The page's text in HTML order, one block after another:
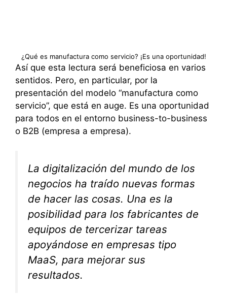
¿Qué es manufactura como servicio? ¡Es una oportunidad!
Así que esta lectura será beneficiosa en varios
sentidos. Pero, en particular, por la
presentación del modelo “manufactura como
servicio”, que está en auge. Es una oportunidad
para todos en el entorno business-to-business
o B2B (empresa a empresa).
La digitalización del mundo de los
negocios ha traído nuevas formas
de hacer las cosas. Una es la
posibilidad para los fabricantes de
equipos de tercerizar tareas
apoyándose en empresas tipo
MaaS, para mejorar sus
resultados.